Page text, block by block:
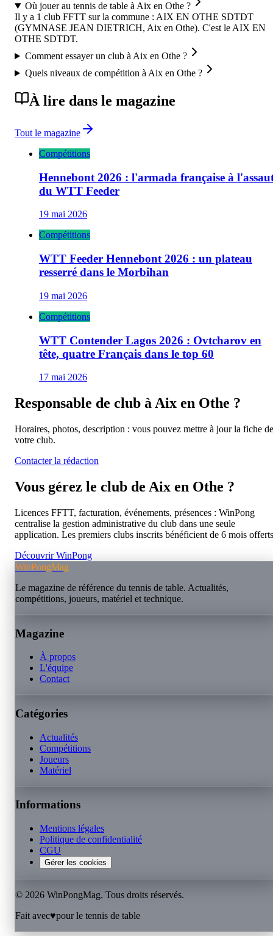
Où jouer au tennis de table à Aix en Othe ?
Il y a 1 club FFTT sur la commune : AIX EN OTHE SDTDT
(GYMNASE JEAN DIETRICH, Aix en Othe). C'est le AIX EN
OTHE SDTDT.
Comment essayer un club à Aix en Othe ?
Quels niveaux de compétition à Aix en Othe ?
À lire dans le magazine
Tout le magazine
Compétitions
Hennebont 2026 : l'armada française à
du WTT Feeder
19 mai 2026
Compétitions
WTT Feeder Hennebont 2026 : un plateau
resserré dans le Morbihan
19 mai 2026
Compétitions
WTT Contender Lagos 2026 : Ovtcharov en
tête, quatre Français dans le top 60
17 mai 2026
Responsable de club à Aix en Othe ?
Horaires, photos, description : vous pouvez mettre à jour la fiche de
votre club.
Contacter la rédaction
Vous gérez le club de Aix en Othe ?
Licences FFTT, facturation, événements, présences : WinPong
centralise la gestion administrative du club dans une seule
application. Les premiers clubs inscrits bénéficient de 6 mois
Découvrir WinPong
WinPongMag
Le magazine de référence du tennis de table. Actualités,
compétitions, joueurs, matériel et technique.
Magazine
À propos
L'équipe
Contact
Catégories
Actualités
Compétitions
Joueurs
Matériel
Informations
Mentions légales
Politique de confidentialité
CGU
Gérer les cookies
© 2026 WinPongMag. Tous droits réservés.
Fait avec♥pour le tennis de table